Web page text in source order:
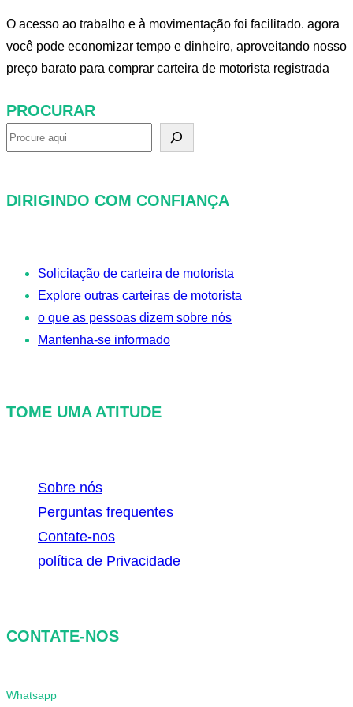
O acesso ao trabalho e à movimentação foi facilitado. agora
você pode economizar tempo e dinheiro, aproveitando nosso
preço barato para comprar carteira de motorista registrada
PROCURAR
P
c
DIRIGINDO COM CONFIANÇA
Solicitação de carteira de motorista
Explore outras carteiras de motorista
o que as pessoas dizem sobre nós
Mantenha-se informado
TOME UMA ATITUDE
Sobre nós
Perguntas frequentes
Contate-nos
política de Privacidade
CONTATE-NOS
Whatsapp